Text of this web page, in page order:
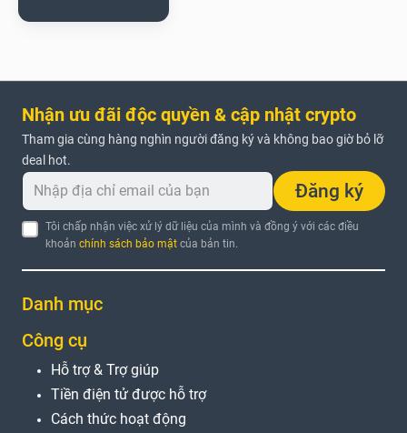
Nhận ưu đãi độc quyền & cập nhật crypto
Tham gia cùng hàng nghìn người đăng ký và không bao giờ bỏ lỡ
deal hot.
Đăng ký
Tôi chấp nhận việc xử lý dữ liệu của mình và đồng ý với các điều
khoảnchính sách bảo mật của bản tin.
Danh mục
Công cụ
Hỗ trợ & Trợ giúp
Tiền điện tử được hỗ trợ
Cách thức hoạt động